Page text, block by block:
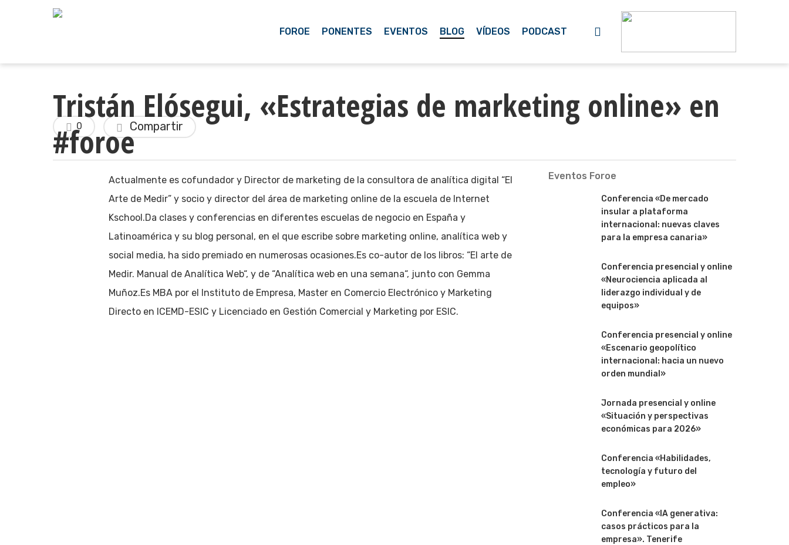
content
Pulsa enter para buscar o ESC para cerrar
FOROE PONENTES EVENTOS BLOG VÍDEOS PODCAST
Tristán Elósegui, «Estrategias de marketing online» en
#foroeCompartir
0
Actualmente es cofundador y Director de marketing de la consultora de analítica digital “El
Arte de Medir” y socio y director del área de marketing online de la escuela de Internet
Kschool.Da clases y conferencias en diferentes escuelas de negocio en España y
Latinoamérica y su blog personal, en el que escribe sobre marketing online, analítica web y
social media, ha sido premiado en numerosas ocasiones.Es co-autor de los libros: “El arte de
Medir. Manual de Analítica Web“, y de “Analítica web en una semana“, junto con Gemma
Muñoz.Es MBA por el Instituto de Empresa, Master en Comercio Electrónico y Marketing
Directo en ICEMD-ESIC y Licenciado en Gestión Comercial y Marketing por ESIC.
Eventos Foroe
Conferencia «De mercado
insular a plataforma
internacional: nuevas claves
para la empresa canaria»
Conferencia presencial y online
«Neurociencia aplicada al
liderazgo individual y de
equipos»
Conferencia presencial y online
«Escenario geopolítico
internacional: hacia un nuevo
orden mundial»
Jornada presencial y online
«Situación y perspectivas
económicas para 2026»
Conferencia «Habilidades,
tecnología y futuro del
empleo»
Conferencia «IA generativa:
casos prácticos para la
empresa». Tenerife